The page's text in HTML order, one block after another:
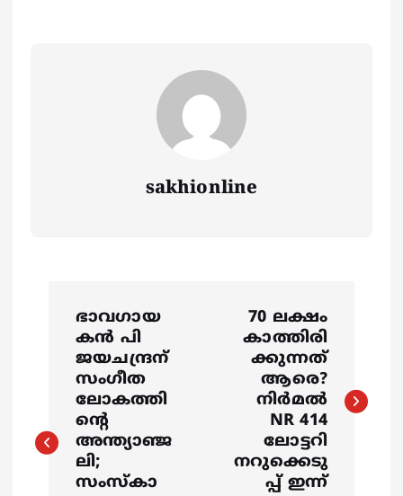
sakhionline
t
ഭാവഗായ
കൻ പി
ജയചന്ദ്രന്
സംഗീത
ലോകത്തി
ന്റെ
അന്ത്യാഞ്ജ
ലി;
സംസ്കാ
70 ലക്ഷം‌
കാത്തിരി
ക്കുന്നത്
ആരെ?
നിർമൽ
NR 414
ലോട്ടറി
നറുക്കെടു
പ്പ് ഇന്ന്